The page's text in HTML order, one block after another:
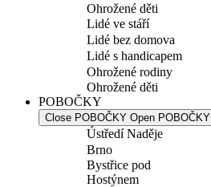
Ohrožené děti
Lidé ve stáří
Lidé bez domova
Lidé s handicapem
Ohrožené rodiny
Ohrožené děti
POBOČKY
Close POBOČKY Open POBOČKY
Ústředí Naděje
Brno
Bystřice pod
Hostýnem